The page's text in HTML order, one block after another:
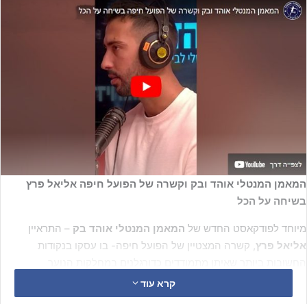
המאמן המנטלי אוהד ובק וקשרה של הפועל חיפה אליאל פרץ
בשיחה על הכל
מיוחד לפודקאסט החדש של המאמן המנטלי אוהד בק – התראיין
אליאל פרץ , קשרה המצטיין של הפועל חיפה- בו עסקו בנקודות
האיחוד, הקשיים לאורך הקריירה, התמודדות עם פציעות והיציאה
קרא עוד